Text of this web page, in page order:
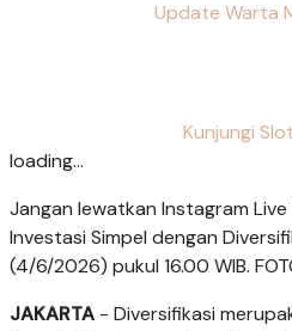
Update Warta
Kunjungi
loading...
Jangan lewatkan Instagram Live
Investasi Simpel dengan
(4/6/2026) pukul 16.00 WIB.
JAKARTA - Diversifikasi